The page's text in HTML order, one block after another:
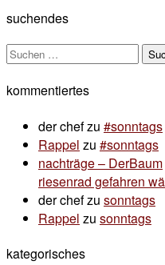
suchendes
Suchen
kommentiertes
der chefzu #sonntags
Rappel zu #sonntags
nachträge – DerBaum
riesenrad gefahren
der chefzu sonntags
Rappel zu sonntags
kategorisches